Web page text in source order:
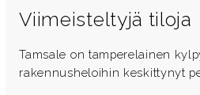
Viimeisteltyjä tiloja
Tamsale on tamperelainen
rakennusheloihin keskittynyt